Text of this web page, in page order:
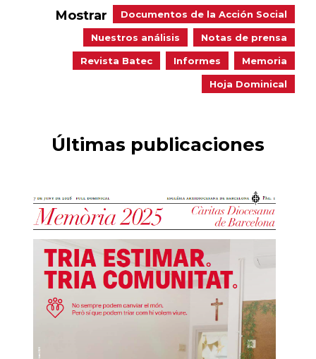
Mostrar Documentos de la Acción Social
Nuestros análisis Notas de prensa
Revista Batec Informes Memoria
Hoja Dominical
Últimas publicaciones